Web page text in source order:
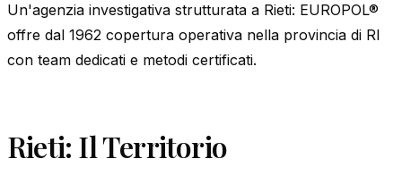
Un'agenzia investigativa strutturata a Rieti: EUROPOL®
offre dal 1962 copertura operativa nella provincia di RI
con team dedicati e metodi certificati.
Rieti: Il Territorio